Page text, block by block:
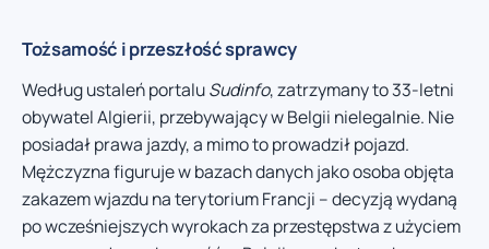
Tożsamość i przeszłość sprawcy
Według ustaleń portaluSudinfo, zatrzymany to 33-letni
obywatel Algierii, przebywający w Belgii nielegalnie. Nie
posiadał prawa jazdy, a mimo to prowadził pojazd.
Mężczyzna figuruje w bazach danych jako osoba objęta
zakazem wjazdu na terytorium Francji – decyzją wydaną
po wcześniejszych wyrokach za przestępstwa z użyciem